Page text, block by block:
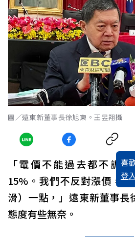
圖／遠東新董事長徐旭東。王昱翔攝
喜
登
「電價不能過去都不調
15%。我們不反對漲價，
滑）一點，」遠東新董事長
態度有些無奈。